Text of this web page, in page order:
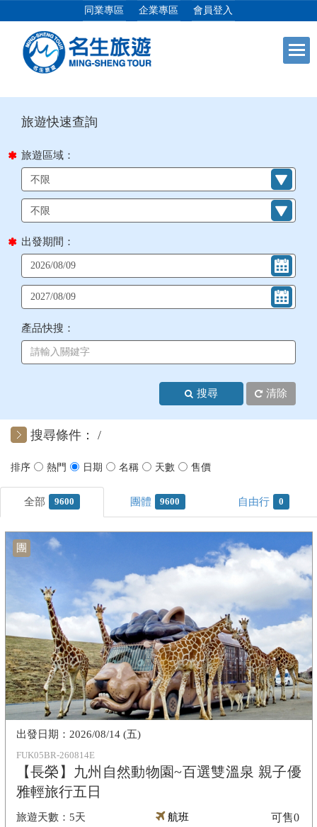
同業專區 企業專區 會員登入
日本專館 +
郵輪假期
海島假期 +
韓國
東南亞 +
美加紐澳 +
+
客製化行程
目前位置： 首頁 列表
旅遊區域：
出發期間：
產品快搜：
搜尋 清除
搜尋條件：
9600 9600 0
團
FUK05BR-260814E
【長榮】九州自然動物園~百選雙溫泉 親子優
雅輕旅行五日
5天
2026/08/14 (五)
航班 可售0